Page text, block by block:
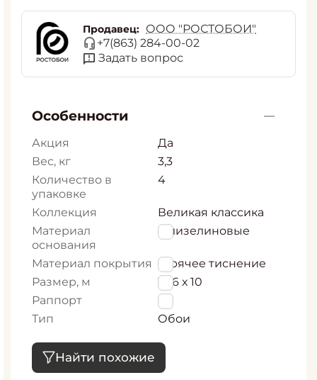
Продавец: ООО "РОСТОБОИ"
+7(863) 284-00-02
Задать вопрос
Особенности
Акция
Да
Вес, кг
3,3
Количество в
упаковке
4
Коллекция
Великая классика
Материал
основания
Флизелиновые
Материал покрытия Горячее тиснение
Размер, м
1,06 х 10
Раппорт
0
Тип
Обои
Найти похожие